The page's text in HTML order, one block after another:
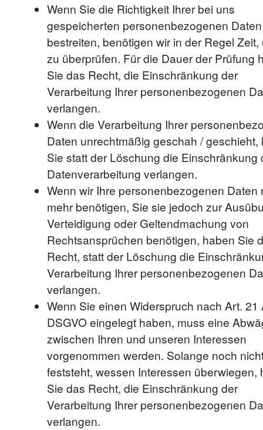
Wenn Sie die Richtigkeit Ihrer bei uns
gespeicherten personenbezogenen Daten
bestreiten, benötigen wir in der Regel Zeit,
zu überprüfen. Für die Dauer der Prüfung
Sie das Recht, die Einschränkung der
Verarbeitung Ihrer personenbezogenen
verlangen.
Wenn die Verarbeitung Ihrer
Daten unrechtmäßig geschah / geschieht,
Sie statt der Löschung die Einschränkung
Datenverarbeitung verlangen.
Wenn wir Ihre personenbezogenen Daten
mehr benötigen, Sie sie jedoch zur
Verteidigung oder Geltendmachung von
Rechtsansprüchen benötigen, haben Sie
Recht, statt der Löschung die
Verarbeitung Ihrer personenbezogenen
verlangen.
Wenn Sie einen Widerspruch nach Art. 21
DSGVO eingelegt haben, muss eine
zwischen Ihren und unseren Interessen
vorgenommen werden. Solange noch
feststeht, wessen Interessen überwiegen,
Sie das Recht, die Einschränkung der
Verarbeitung Ihrer personenbezogenen
verlangen.